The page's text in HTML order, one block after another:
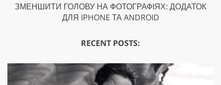
ЗМЕНШИТИ ГОЛОВУ НА ФОТОГРАФІЯХ: ДОДАТОК
ДЛЯ IPHONE ТА ANDROID
RECENT POSTS: